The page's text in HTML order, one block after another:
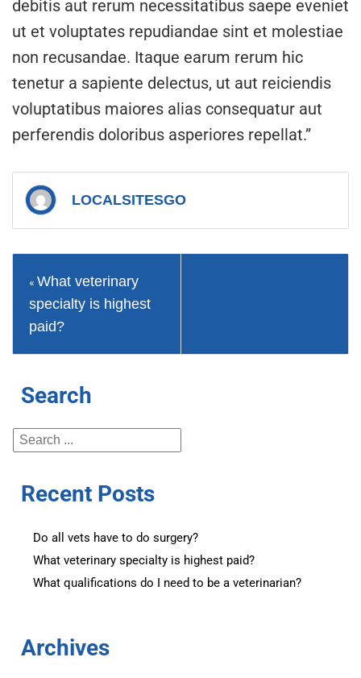
debitis aut rerum necessitatibus saepe eveniet
ut et voluptates repudiandae sint et molestiae
non recusandae. Itaque earum rerum hic
tenetur a sapiente delectus, ut aut reiciendis
voluptatibus maiores alias consequatur aut
perferendis doloribus asperiores repellat.”
LOCALSITESGO
« What veterinary
specialty is highest
paid?
Search
Recent Posts
Do all vets have to do surgery?
What veterinary specialty is highest paid?
What qualifications do I need to be a veterinarian?
Archives